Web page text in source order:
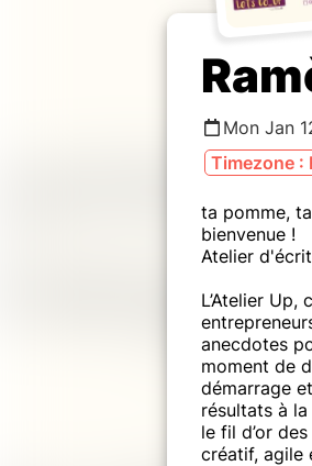
Mon Jan
Timezone :
ta pomme,
bienvenue !
Atelier
L’Atelier
anecdotes
moment de
démarrage
résultats à
le fil d’or
créatif, agile